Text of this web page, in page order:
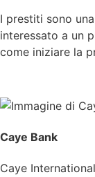
I prestiti sono
interessato a un
come iniziare la
Caye Bank
Caye